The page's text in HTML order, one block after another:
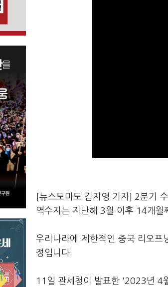
[뉴스토마토 김지영 기자] 2분기
역수지는 지난해 3월 이후 14개월
우리나라에 제한적인 중국 리오
정입니다.
11일 관세청이 발표한 '2023년 4